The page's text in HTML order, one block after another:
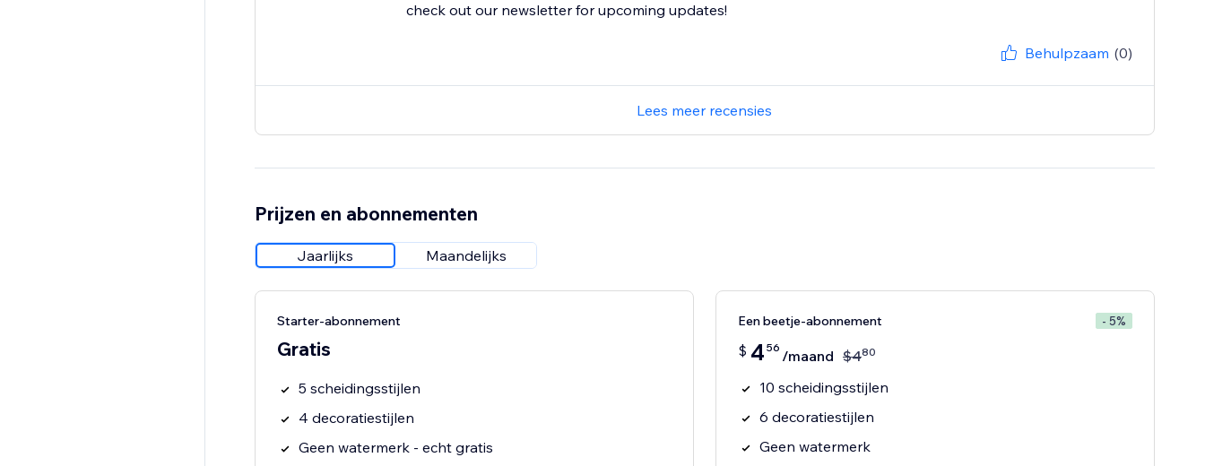
check out our newsletter for upcoming updates!
Behulpzaam (0)
Lees meer recensies
Prijzen en abonnementen
Jaarlijks Maandelijks
Starter-abonnement
Gratis
5 scheidingsstijlen
4 decoratiestijlen
Geen watermerk - echt gratis
Een beetje-abonnement - 5%
$ 4 56 /maand $480
10 scheidingsstijlen
6 decoratiestijlen
Geen watermerk